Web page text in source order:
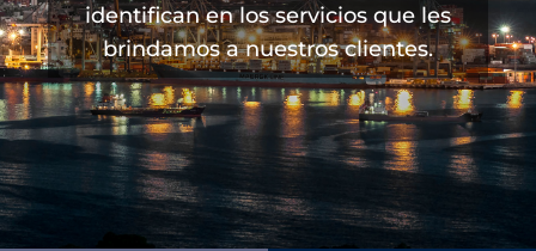
identifican en los servicios que les
brindamos a nuestros clientes.